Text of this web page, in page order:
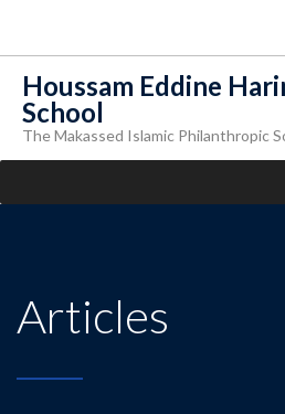
Houssam Eddine
School
The Makassed Islamic Philanthropic
Articles